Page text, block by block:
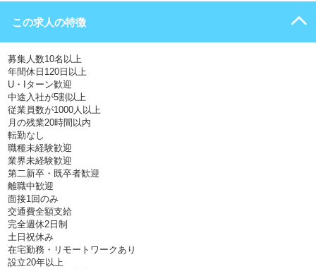
この求人の特徴
募集人数10名以上
年間休日120日以上
U・Iターン歓迎
中途入社が5割以上
従業員数が1000人以上
月の残業20時間以内
転勤なし
職種未経験歓迎
業界未経験歓迎
第二新卒・既卒者歓迎
離職中歓迎
面接1回のみ
交通費全額支給
完全週休2日制
土日祝休み
在宅勤務・リモートワークあり
設立20年以上